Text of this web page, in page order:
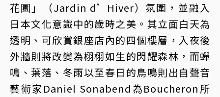
花園」（Jardin d’Hiver）氛圍，並融入
日本文化意識中的歲時之美。其立面白天為
透明、可欣賞銀座店內的四個樓層，入夜後
外牆則將改變為栩栩如生的閃耀森林，而蟬
鳴、葉落、冬雨以至春日的鳥鳴則出自聲音
藝術家Daniel Sonabend為Boucheron所